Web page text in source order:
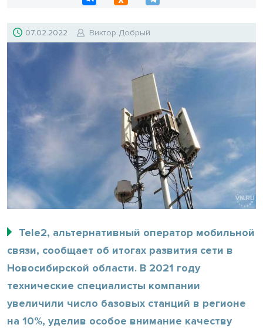
07.02.2022 Виктор Добрый
Tele2, альтернативный оператор мобильной
связи, сообщает об итогах развития сети в
Новосибирской области. В 2021 году
технические специалисты компании
увеличили число базовых станций в регионе
на 10%, уделив особое внимание качеству